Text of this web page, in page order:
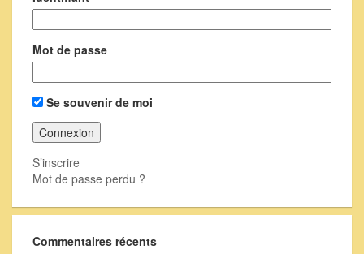
Mot de passe
Se souvenir de moi
S’inscrire
Mot de passe perdu ?
Commentaires récents